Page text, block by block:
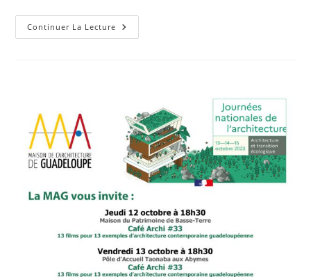
Continuer La Lecture La
Maison
La
Biennale
Internationale
De
Montevideo.